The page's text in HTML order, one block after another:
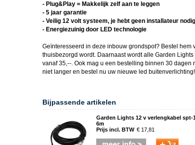
- Plug&Play = Makkelijk zelf aan te leggen
- 5 jaar garantie
- Veilig 12 volt systeem, je hebt geen installateur nodig
- Energiezuinig door LED technologie
Geïnteresseerd in deze inbouw grondspot? Bestel hem
thuisbezorgd wordt. Daarnaast wordt alle Garden Lights
vanaf 35,--. Ook mag u een bestelling binnen 30 dagen
niet langer en bestel nu uw nieuwe led buitenverlichting!
Bijpassende artikelen
Garden Lights 12 v verlengkabel spt-
6m
Prijs incl. BTW € 17,81